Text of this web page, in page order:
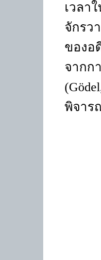
เวลา
จักรว
ของอ
จากก
(
พิจาร